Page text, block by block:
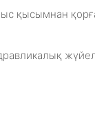
тыс қысымнан